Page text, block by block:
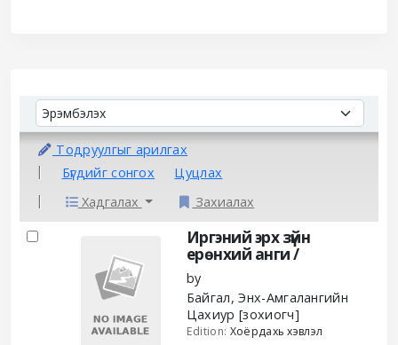
Sort
Sort by:
Тодруулгыг арилгах
Бүгдийг сонгох
Цуцлах
Хадгалах
Захиалах
Results
Иргэний эрх зүйн
ерөнхий анги /
by
Байгал, Энх-Амгалангийн
Цахиур [зохиогч]
Edition: Хоёрдахь хэвлэл